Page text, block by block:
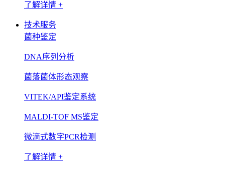
了解详情 +
技术服务
菌种鉴定
DNA序列分析
菌落菌体形态观察
VITEK/API鉴定系统
MALDI-TOF MS鉴定
微滴式数字PCR检测
了解详情 +